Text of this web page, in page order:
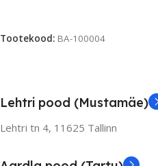
Tootekood: BA-100004
Lehtri pood (Mustamäe)
Lehtri tn 4, 11625 Tallinn